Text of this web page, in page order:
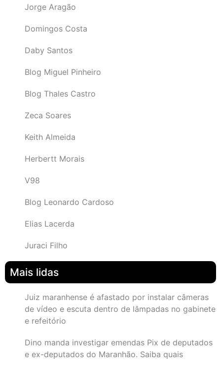
Jorge Aragão
Domingos Costa
Daby Santos
Blog Miguel Pinheiro
Blog Thales Castro
Zeca Soares
Keith Almeida
Herbertt Morais
V98
Blog Leonardo Cardoso
Elias Lacerda
Juraci Filho
Mais lidas
Juiz maranhense é afastado por instalar câmeras
de vídeo e escuta dentro de lâmpadas no gabinete
e refeitório
Dino manda investigar emendas Pix de deputados
e ex-deputados do Maranhão. Saiba quais